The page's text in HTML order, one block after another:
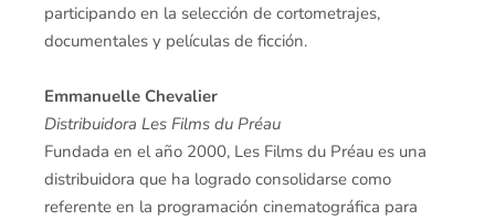
participando en la selección de cortometrajes,
documentales y películas de ficción.
Emmanuelle Chevalier
Distribuidora Les Films du Préau
Fundada en el año 2000, Les Films du Préau es una
distribuidora que ha logrado consolidarse como
referente en la programación cinematográfica para